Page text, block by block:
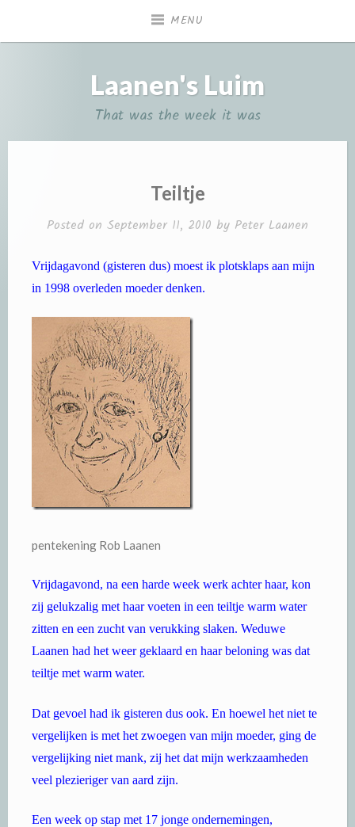
MENU
Laanen's Luim
That was the week it was
Teiltje
Posted on September 11, 2010 by Peter Laanen
Vrijdagavond (gisteren dus) moest ik plotsklaps aan mijn
in 1998 overleden moeder denken.
pentekening Rob Laanen
Vrijdagavond, na een harde week werk achter haar, kon
zij gelukzalig met haar voeten in een teiltje warm water
zitten en een zucht van verukking slaken. Weduwe
Laanen had het weer geklaard en haar beloning was dat
teiltje met warm water.
Dat gevoel had ik gisteren dus ook. En hoewel het niet te
vergelijken is met het zwoegen van mijn moeder, ging de
vergelijking niet mank, zij het dat mijn werkzaamheden
veel plezieriger van aard zijn.
Een week op stap met 17 jonge ondernemingen,